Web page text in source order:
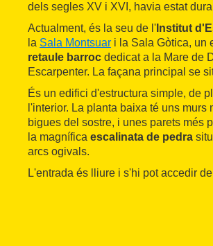
dels segles XV i XVI, havia estat
Actualment, és la seu de l' Institut
la Sala Montsuar i la Sala Gòtica, un
retaule barroc dedicat a la Mare de
Escarpenter. La façana principal se
És un edifici d'estructura simple, de
l'interior. La planta baixa té uns
bigues del sostre, i unes parets més
la magnífica escalinata de pedra
arcs ogivals.
L'entrada és lliure i s'hi pot accedir